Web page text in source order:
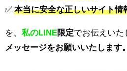
✅ 本当に安全な正しいサイト情
を、 私のLINE限定でお伝えいた
メッセージをお願いいたします。